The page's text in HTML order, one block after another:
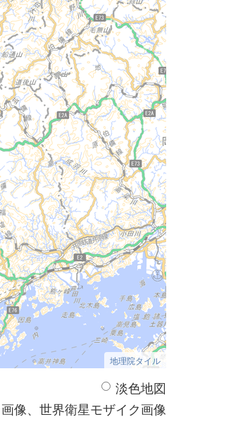
地理院タイル
淡色地図
像、世界衛星モザイク画像